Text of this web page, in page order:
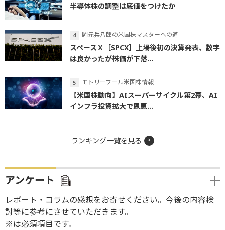
半導体株の調整は底値をつけたか
岡元兵八郎の米国株マスターへの道
スペースＸ［SPCX］上場後初の決算発表、数字
は良かったが株価が下落...
モトリーフール米国株情報
【米国株動向】AIスーパーサイクル第2幕、AI
インフラ投資拡大で恩恵...
ランキング一覧を見る
アンケート
レポート・コラムの感想をお寄せください。今後の内容検
討等に参考にさせていただきます。
※は必須項目です。